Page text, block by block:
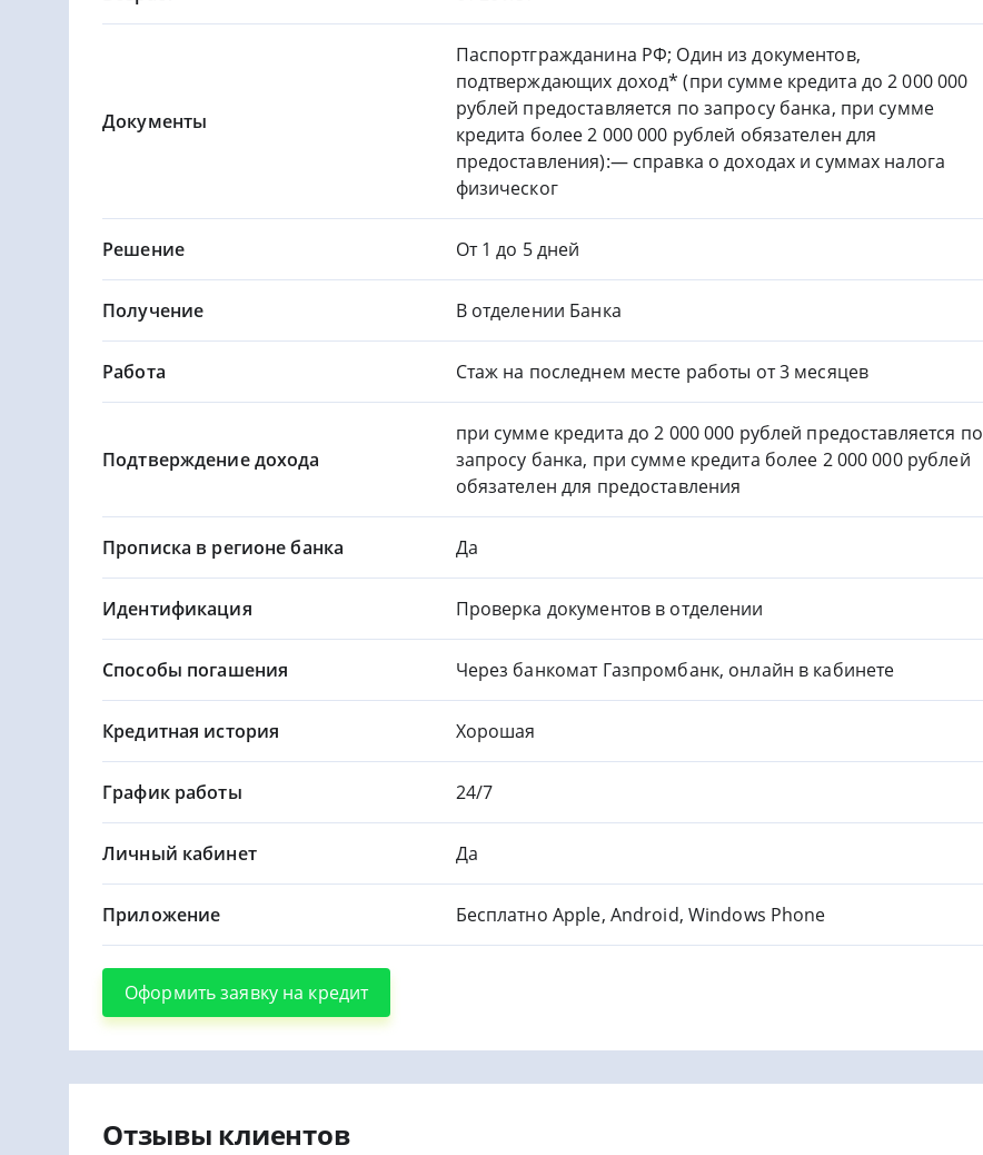
Документы
Паспортгражданина РФ; Один из документов,
подтверждающих доход* (при сумме кредита до 2 000 000
рублей предоставляется по запросу банка, при сумме
кредита более 2 000 000 рублей обязателен для
предоставления):— справка о доходах и суммах налога
физическог
Решение От 1 до 5 дней
Получение В отделении Банка
Работа Стаж на последнем месте работы от 3 месяцев
Подтверждение дохода
при сумме кредита до 2 000 000 рублей предоставляется по
запросу банка, при сумме кредита более 2 000 000 рублей
обязателен для предоставления
Прописка в регионе банка Да
Идентификация Проверка документов в отделении
Способы погашения Через банкомат Газпромбанк, онлайн в кабинете
Кредитная история Хорошая
График работы 24/7
Личный кабинет Да
Приложение Бесплатно Apple, Android, Windows Phone
Оформить заявку на кредит
Отзывы клиентов